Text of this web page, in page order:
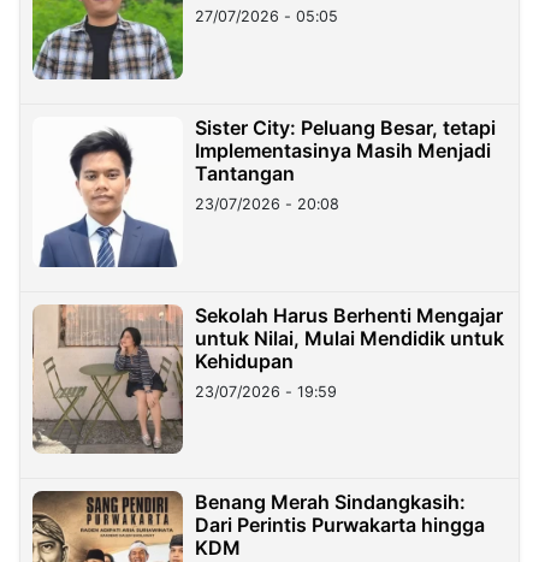
27/07/2026 - 05:05
Sister City: Peluang Besar, tetapi
Implementasinya Masih Menjadi
Tantangan
23/07/2026 - 20:08
Sekolah Harus Berhenti Mengajar
untuk Nilai, Mulai Mendidik untuk
Kehidupan
23/07/2026 - 19:59
Benang Merah Sindangkasih:
Dari Perintis Purwakarta hingga
KDM